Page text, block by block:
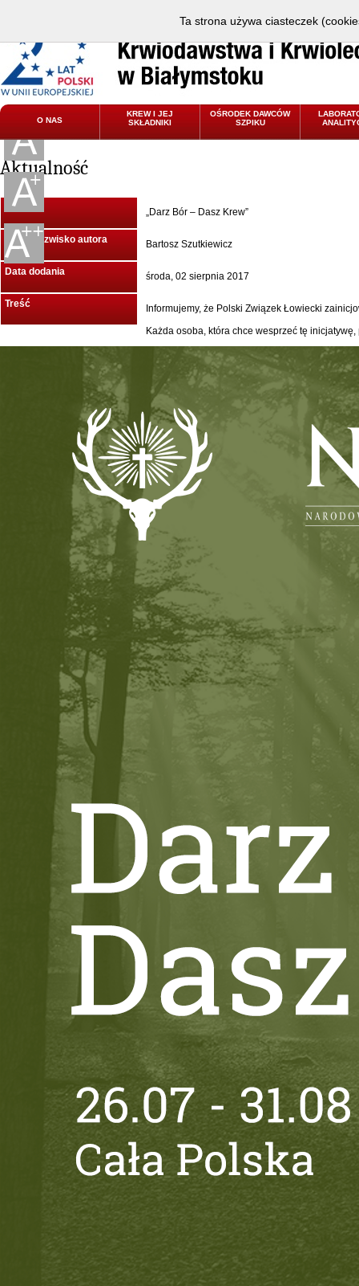
O NAS
KREW I JEJ
SKŁADNIKI
OŚRODEK DAWCÓW
SZPIKU
Aktualność
Tytuł „Darz Bór – Dasz Krew”
Imię i Nazwisko autora Bartosz Szutkiewicz
Data dodania środa, 02 sierpnia 2017
Treść
Informujemy, że Polski Związek Łowiecki
Każda osoba, która chce wesprzeć tę
Ta strona używa ciasteczek